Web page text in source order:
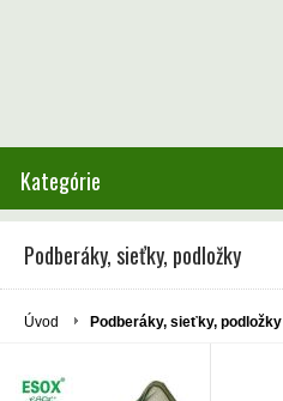
Kategórie
Podberáky, sieťky, podložky
Úvod Podberáky, sieťky, podložky